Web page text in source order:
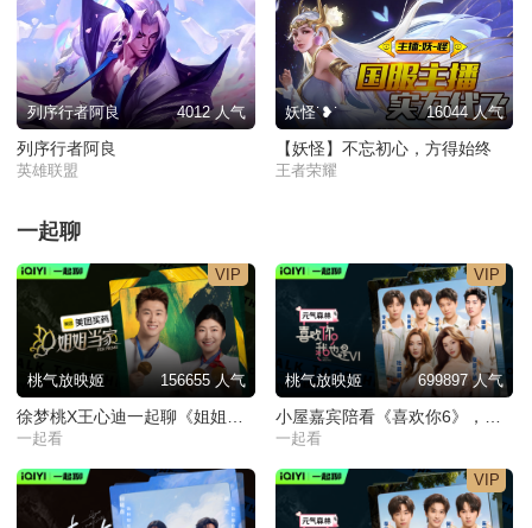
列序行者阿良 4012 人气
列序行者阿良
英雄联盟
妖怪˙❥˙ 16044 人气
【妖怪】不忘初心，方得始终
王者荣耀
一起聊
VIP
桃气放映姬 156655 人气
一起看
VIP
桃气放映姬 699897 人气
一起看
VIP